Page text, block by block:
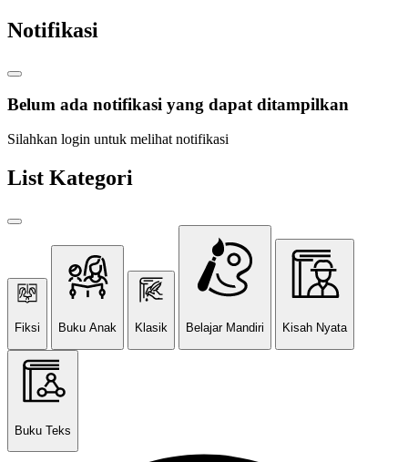
Notifikasi
Belum ada notifikasi yang dapat ditampilkan
Silahkan login untuk melihat notifikasi
List Kategori
Fiksi Buku Anak Klasik Belajar Mandiri Kisah Nyata
Buku Teks